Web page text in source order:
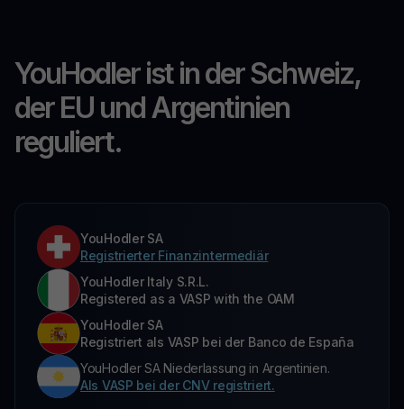
YouHodler ist in der Schweiz,
der EU und Argentinien
reguliert.
YouHodler SA
Registrierter Finanzintermediär
YouHodler Italy S.R.L.
Registered as a VASP with the OAM
YouHodler SA
Registriert als VASP bei der Banco de España
YouHodler SA Niederlassung in Argentinien.
Als VASP bei der CNV registriert.